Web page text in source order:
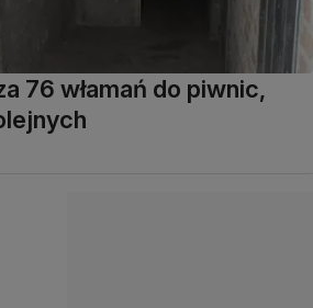
76 włamań do piwnic,